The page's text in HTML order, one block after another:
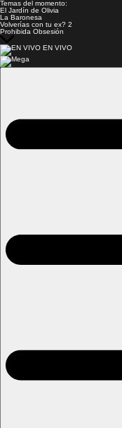
Temas del momento:
El Jardín de Olivia
La Baronesa
Volverías con tu ex? 2
Prohibida Obsesión
EN VIVO